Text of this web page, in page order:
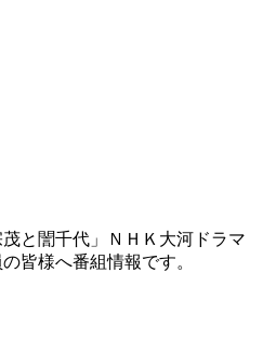
茂と誾千代」ＮＨＫ大河ドラマ
皆様へ番組情報です。